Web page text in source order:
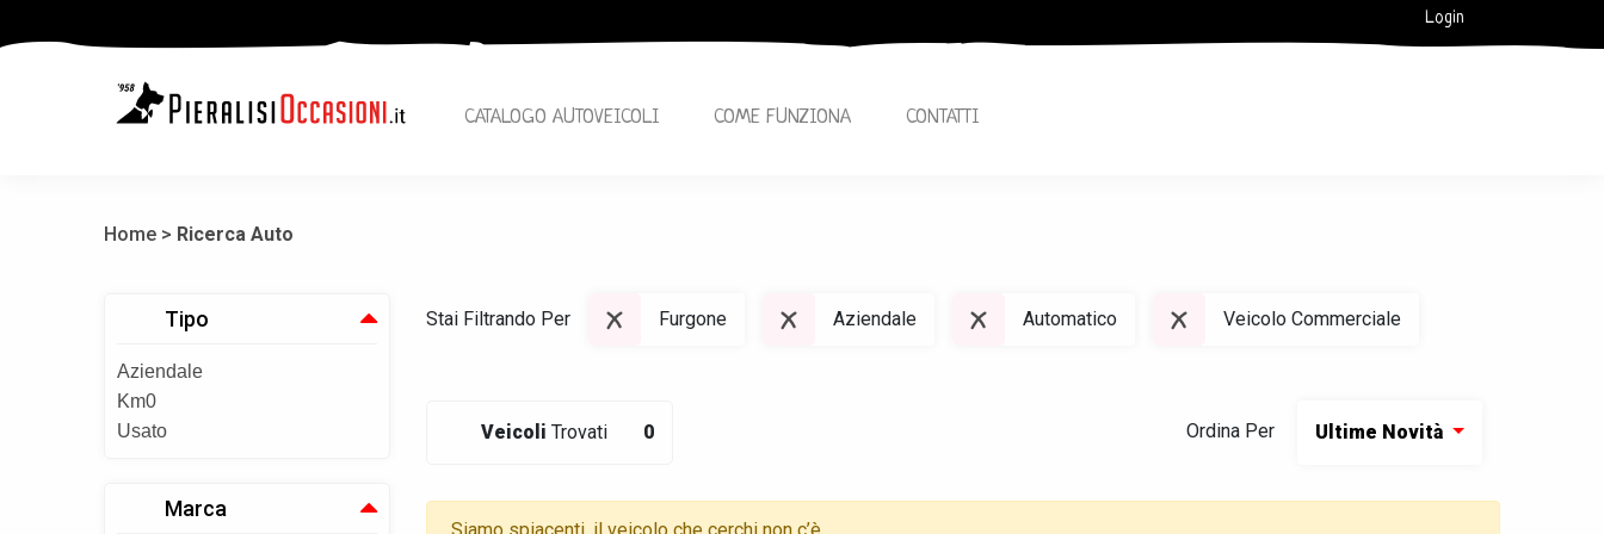
Login
CATALOGO AUTOVEICOLI COME FUNZIONA CONTATTI
Home > Ricerca Auto
Tipo
Aziendale
Km0
Usato
Marca
Stai Filtrando Per Furgone Aziendale Automatico Veicolo Commerciale
Veicoli Trovati 0 Ordina Per Ultime Novità